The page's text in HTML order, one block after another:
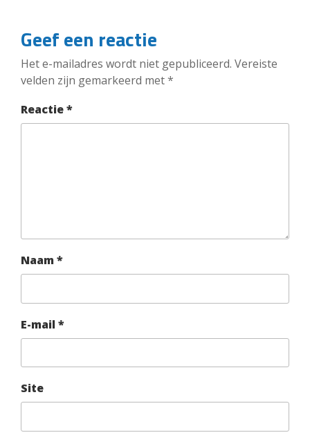
Geef een reactie
Het e-mailadres wordt niet gepubliceerd. Vereiste
velden zijn gemarkeerd met*
Reactie*
Naam *
E-mail *
Site